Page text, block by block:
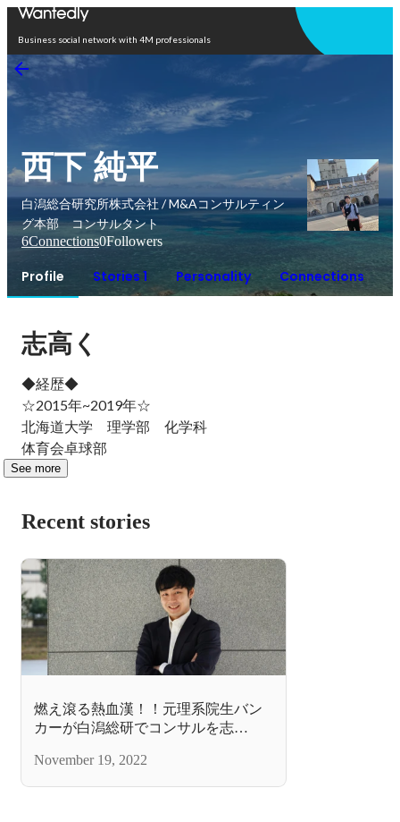
Business social network with 4M professionals
西下 純平
白潟総合研究所株式会社 / M&Aコンサルティン
グ本部 コンサルタント
6Connections0Followers
Profile Stories 1 Personality Connections
志高く
◆経歴◆
☆2015年~2019年☆
北海道大学　理学部　化学科
体育会卓球部
See more
Recent stories
燃え滾る熱血漢！！元理系院生バン
カーが白潟総研でコンサルを志
November 19, 2022